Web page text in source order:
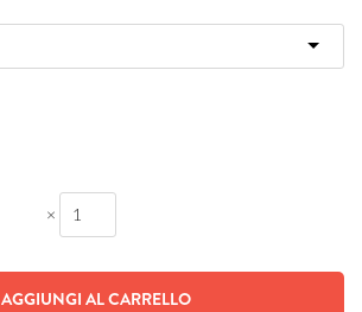
×
AGGIUNGI AL CARRELLO